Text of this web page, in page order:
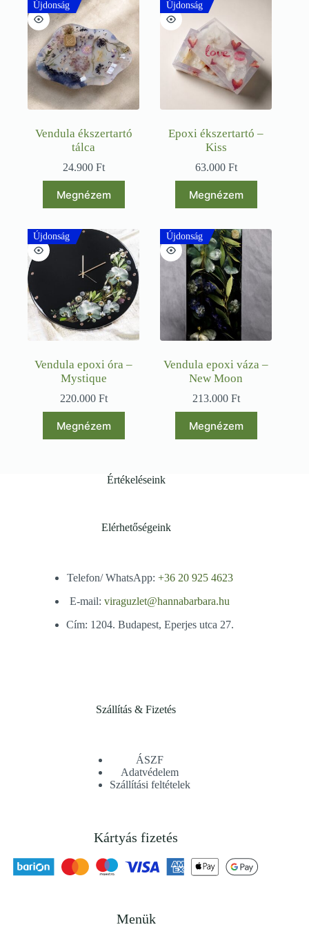
Újdonság
Vendula ékszertartó
tálca
24.900 Ft
Megnézem
Újdonság
Epoxi ékszertartó –
Kiss
63.000 Ft
Megnézem
Újdonság
Vendula epoxi óra –
Mystique
220.000 Ft
Megnézem
Újdonság
Vendula epoxi váza –
New Moon
213.000 Ft
Megnézem
Értékeléseink
Elérhetőségeink
Telefon/ WhatsApp: +36 20 925 4623
E-mail:viraguzlet@hannabarbara.hu
Cím: 1204. Budapest, Eperjes utca 27.
Szállítás & Fizetés
ÁSZF
Adatvédelem
Szállítási feltételek
Kártyás fizetés
Menük